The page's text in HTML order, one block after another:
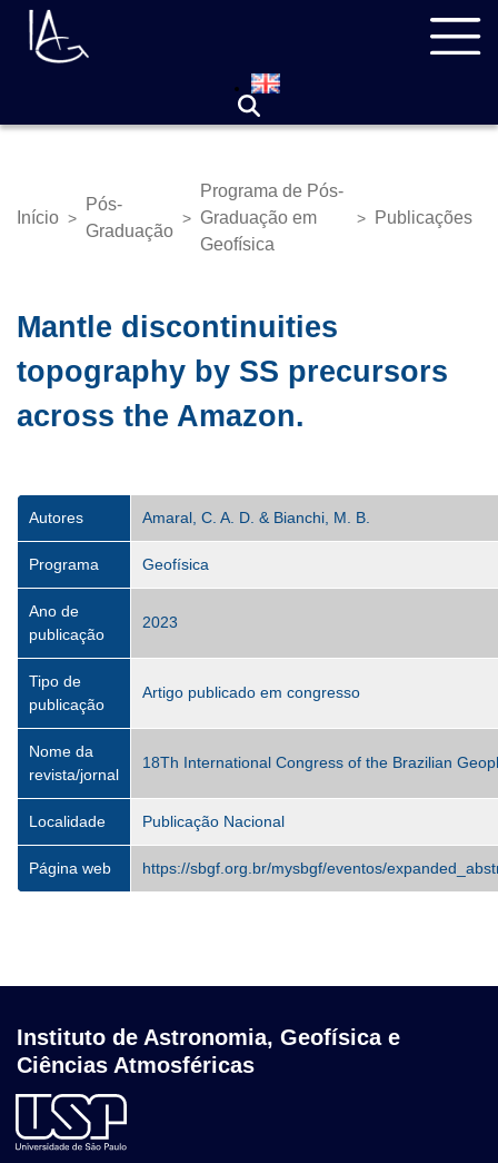
Pular
para
Trilha
Início >
Pós-
Graduação
>
Programa de Pós-
Graduação em
Geofísica
> Publicações
Mantle discontinuities
topography by SS precursors
across the Amazon.
Autores Amaral, C. A. D. & Bianchi, M. B.
Programa Geofísica
Ano de
publicação
2023
Tipo de
publicação
Artigo publicado em congresso
Nome da
revista/jornal
18Th International Congress of the Brazilian
Localidade Publicação Nacional
Página web https://sbgf.org.br/mysbgf/eventos/
Instituto de Astronomia, Geofísica e
Ciências Atmosféricas